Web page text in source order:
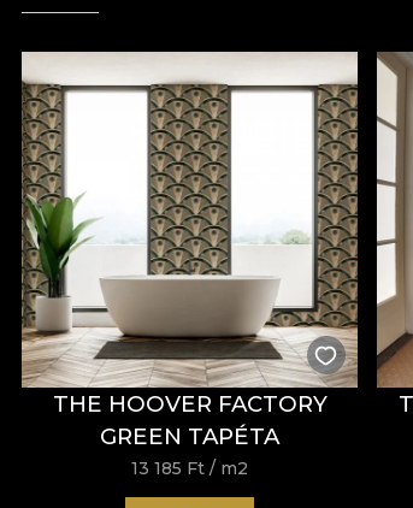
THE HOOVER FACTORY
GREEN TAPÉTA
13 185 Ft / m2